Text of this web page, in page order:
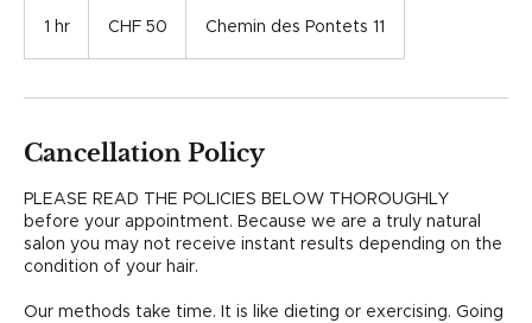
1 hr
francsCHF 50 Chemin des Pontets 11
Cancellation Policy
PLEASE READ THE POLICIES BELOW THOROUGHLY
before your appointment. Because we are a truly natural
salon you may not receive instant results depending on the
condition of your hair.
Our methods take time. It is like dieting or exercising. Going